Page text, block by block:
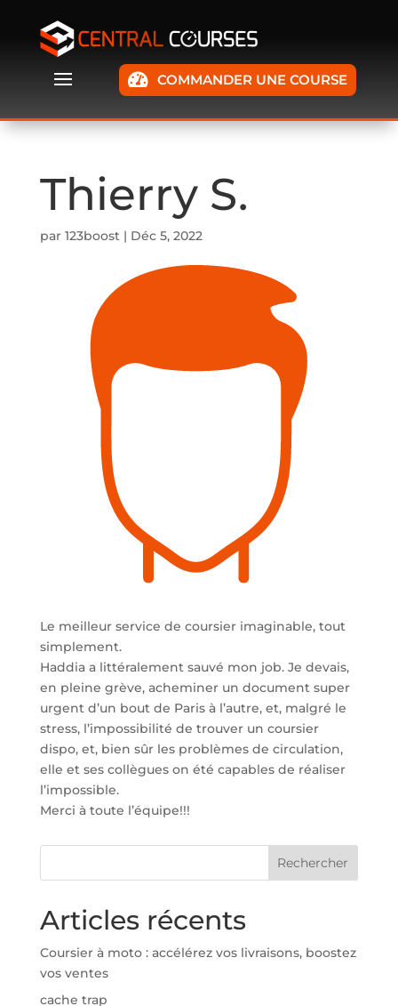
COMMANDER UNE COURSE
Thierry S.
par 123boost| Déc 5, 2022
Le meilleur service de coursier imaginable, tout
simplement.
Haddia a littéralement sauvé mon job. Je devais,
en pleine grève, acheminer un document super
urgent d’un bout de Paris à l’autre, et, malgré le
stress, l’impossibilité de trouver un coursier
dispo, et, bien sûr les problèmes de circulation,
elle et ses collègues on été capables de réaliser
l’impossible.
Merci à toute l’équipe!!!
Articles récents
Coursier à moto : accélérez vos livraisons, boostez
vos ventes
cache trap